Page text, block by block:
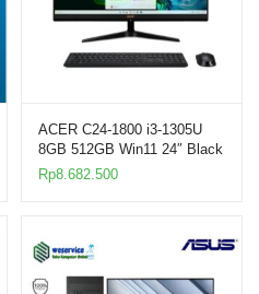
ACER C24-1800 i3-1305U
8GB 512GB Win11 24″ Black
AIO PC
Rp8.682.500